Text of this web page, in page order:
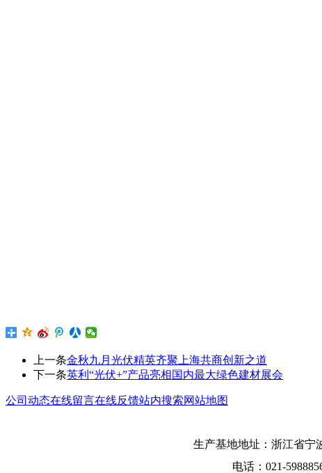
上一条金秋九月光伏精英齐聚上海共商创新之道
下一条英利“光伏+”产品亮相国内最大绿色建材展会
公司动态在线留言在线反馈站内搜索网站地图
生产基地地址：浙江省
电话：021-